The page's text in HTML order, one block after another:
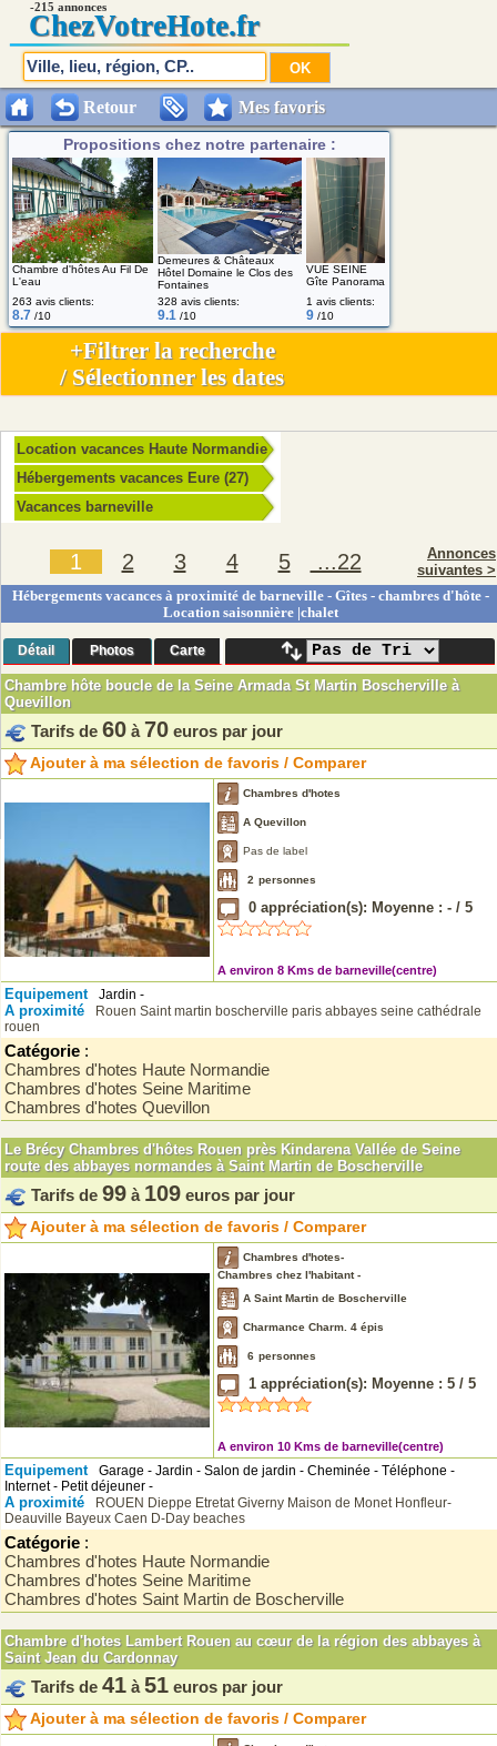
Propositions chez notre partenaire :
Chambre d'hôtes Au Fil De
L'eau
Demeures & Châteaux
Hôtel Domaine le Clos des
Fontaines
VUE SEINE
Gîte Panorama
263 avis clients:
8.7 /10
328 avis clients:
9.1 /10
1 avis clients:
9 /10
Retour Mes favoris
-215 annonces
ChezVotreHote.fr
Location vacances Haute Normandie
Hébergements vacances Eure (27)
Vacances barneville
1 2 3 4 5 ...22
Annonces
suivantes >
Hébergements vacances à proximité de barneville - Gîtes - chambres d'hôte -
Location saisonnière |chalet
Détail Photos Carte
Chambre hôte boucle de la Seine Armada St Martin Boscherville à
Quevillon
Tarifs de 60 à 70 euros par jour
Ajouter à ma sélection de favoris / Comparer
Chambres d'hotes
A Quevillon
Pas de label
2 personnes
0 appréciation(s): Moyenne : - / 5
A environ 8 Kms de barneville(centre)
Equipement Jardin -
A proximité Rouen Saint martin boscherville paris abbayes seine cathédrale
rouen
Catégorie :
Chambres d'hotes Haute Normandie
Chambres d'hotes Seine Maritime
Chambres d'hotes Quevillon
Le Brécy Chambres d'hôtes Rouen près Kindarena Vallée de Seine
route des abbayes normandes à Saint Martin de Boscherville
Tarifs de 99 à 109 euros par jour
Ajouter à ma sélection de favoris / Comparer
Chambres d'hotes-
Chambres chez l'habitant -
A Saint Martin de Boscherville
Charmance Charm. 4 épis
6 personnes
1 appréciation(s): Moyenne : 5 / 5
A environ 10 Kms de barneville(centre)
Equipement
Garage - Jardin - Salon de jardin - Cheminée - Téléphone -
Internet - Petit déjeuner -
A proximité ROUEN Dieppe EtretatGiverny Maison de Monet Honfleur-
Deauville Bayeux Caen D-Day beaches
Catégorie :
Chambres d'hotes Haute Normandie
Chambres d'hotes Seine Maritime
Chambres d'hotes Saint Martin de Boscherville
Chambre d'hotes Lambert Rouen au cœur de la région des abbayes à
Saint Jean du Cardonnay
Tarifs de 41 à 51 euros par jour
Ajouter à ma sélection de favoris / Comparer
+Filtrer la recherche
/ Sélectionner les dates